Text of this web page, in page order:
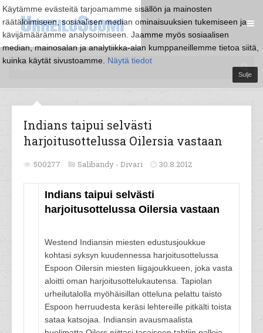
Käytämme evästeitä tarjoamamme sisällön ja mainosten
räätälöimiseen, sosiaalisen median ominaisuuksien tukemiseen ja
kävijämäärämme analysoimiseen. Jaamme myös sosiaalisen
median, mainosalan ja analytiikka-alan kumppaneillemme tietoa siitä,
kuinka käytät sivustoamme. Näytä tiedot
Sulje
Indians taipui selvästi
harjoitusottelussa Oilersia vastaan
500277 Salibandy - Divari 30.8.2012
Indians taipui selvästi
harjoitusottelussa Oilersia vastaan
Westend Indiansin miesten edustusjoukkue
kohtasi syksyn kuudennessa harjoitusottelussa
Espoon Oilersin miesten liigajoukkueen, joka vasta
aloitti oman harjoitusottelukautensa. Tapiolan
urheilutalolla myöhäisillan otteluna pelattu taisto
Espoon herruudesta keräsi lehtereille pitkälti toista
sataa katsojaa. Indiansin avausmaalista